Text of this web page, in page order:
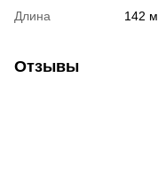
Длина 142
Отзывы